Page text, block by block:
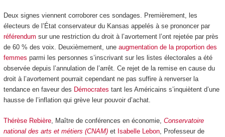
Deux signes viennent corroborer ces sondages. Premièrement, les
électeurs de l’État conservateur du Kansas appelés à se prononcer par
référendum sur une restriction du droit à l’avortement l’ont rejetée par près
de 60 % des voix. Deuxièmement, une augmentation de la proportion des
femmes parmi les personnes s’inscrivant sur les listes électorales a été
observée depuis l’annulation de l’arrêt. Ce rejet de la remise en cause du
droit à l’avortement pourrait cependant ne pas suffire à renverser la
tendance en faveur des Démocrates tant les Américains s’inquiètent d’une
hausse de l’inflation qui grève leur pouvoir d’achat.
Thérèse Rebière, Maître de conférences en économie, Conservatoire
national des arts et métiers (CNAM)et Isabelle Lebon, Professeur de